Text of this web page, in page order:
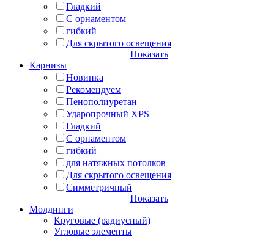
Гладкий
С орнаментом
гибкий
Для скрытого освещения
Показать
Карнизы
Новинка
Рекомендуем
Пенополиуретан
Ударопрочный XPS
Гладкий
С орнаментом
гибкий
для натяжных потолков
Для скрытого освещения
Симметричный
Показать
Молдинги
Круговые (радиусный)
Угловые элементы